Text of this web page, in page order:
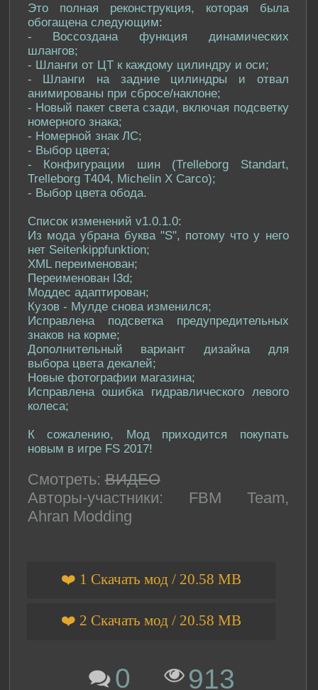
Это полная реконструкция, которая была
обогащена следующим:
- Воссоздана функция динамических
шлангов;
- Шланги от ЦТ к каждому цилиндру и оси;
- Шланги на задние цилиндры и отвал
анимированы при сбросе/наклоне;
- Новый пакет света сзади, включая подсветку
номерного знака;
- Номерной знак ЛС;
- Выбор цвета;
- Конфигурации шин (Trelleborg Standart,
Trelleborg T404, Michelin X Carco);
- Выбор цвета обода.
Список изменений v1.0.1.0:
Из мода убрана буква "S", потому что у него
нет Seitenkippfunktion;
XML переименован;
Переименован I3d;
Моддес адаптирован;
Кузов - Мулде снова изменился;
Исправлена ​​подсветка предупредительных
знаков на корме;
Дополнительный вариант дизайна для
выбора цвета декалей;
Новые фотографии магазина;
Исправлена ​​ошибка гидравлического левого
колеса;
К сожалению, Мод приходится покупать
новым в игре FS 2017!
Смотреть: ВИДЕО
Авторы-участники: FBM Team,
Ahran Modding
❤️ 1 Скачать мод / 20.58 MB
❤️ 2 Скачать мод / 20.58 MB
0 913